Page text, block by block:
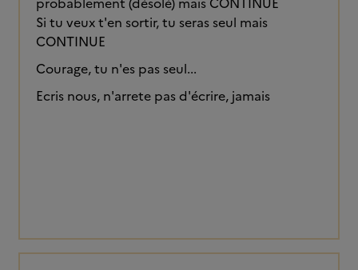
Si tu veux t'en sortir, tu seras seul mais
CONTINUE
Courage, tu n'es pas seul...
Ecris nous, n'arrete pas d'écrire, jamais